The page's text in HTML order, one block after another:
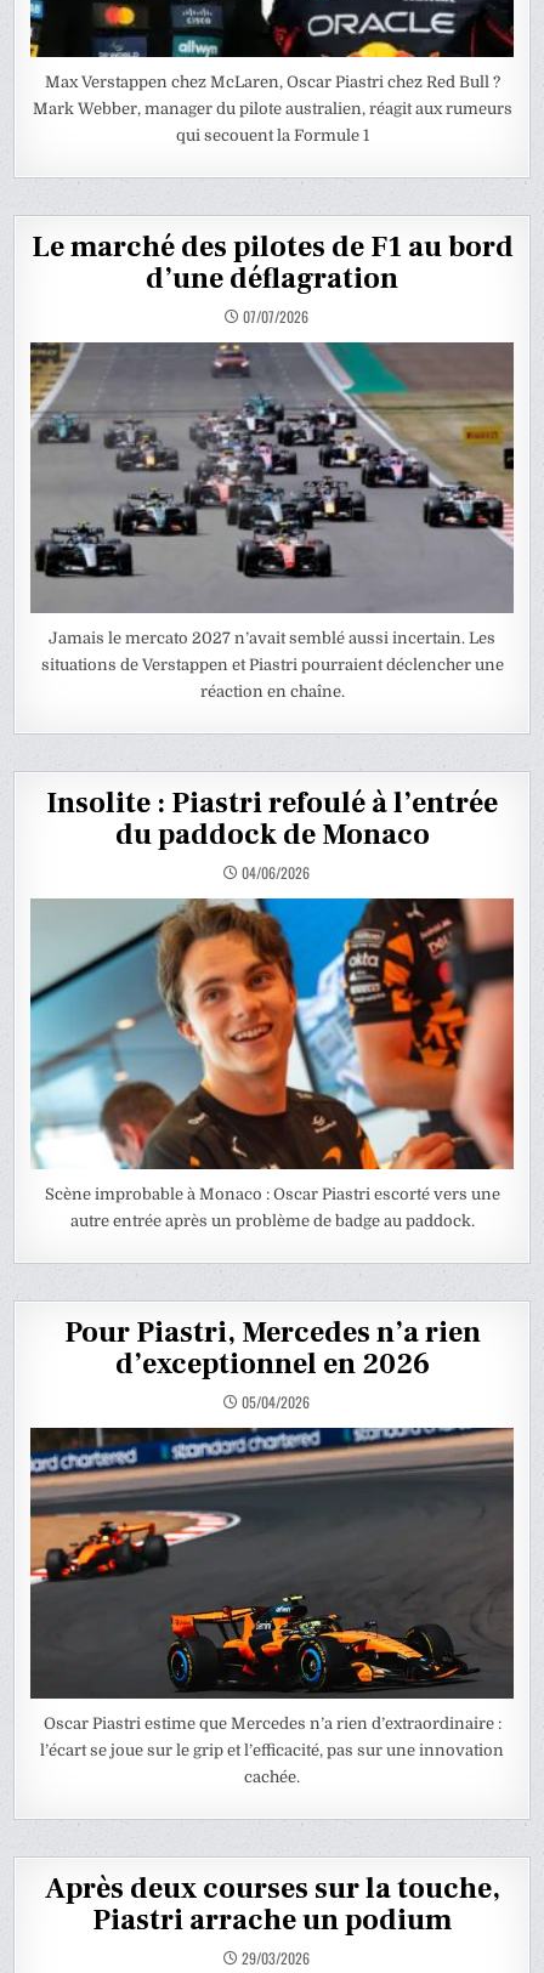
Max Verstappen chez McLaren, Oscar Piastri chez Red Bull ?
Mark Webber, manager du pilote australien, réagit aux rumeurs
qui secouent la Formule 1
Le marché des pilotes de F1 au bord
d’une déflagration
07/07/2026
Jamais le mercato 2027 n’avait semblé aussi incertain. Les
situations de Verstappen et Piastri pourraient déclencher une
réaction en chaîne.
Insolite : Piastri refoulé à l’entrée
du paddock de Monaco
04/06/2026
Scène improbable à Monaco : Oscar Piastri escorté vers une
autre entrée après un problème de badge au paddock.
Pour Piastri, Mercedes n’a rien
d’exceptionnel en 2026
05/04/2026
Oscar Piastri estime que Mercedes n’a rien d’extraordinaire :
l’écart se joue sur le grip et l’efficacité, pas sur une innovation
cachée.
Après deux courses sur la touche,
Piastri arrache un podium
29/03/2026